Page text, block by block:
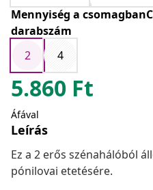
Mennyiség a
darabszám
2
4
5.860 Ft
Áfával
Leírás
Ez a 2 erős szénahálóból
pónilovai etetésére.